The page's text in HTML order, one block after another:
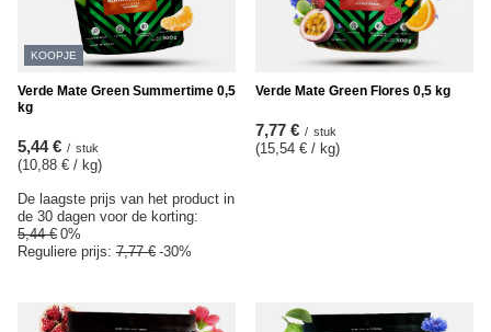
KOOPJE
Verde Mate Green Summertime 0,5
kg
5,44 € / stuk
(10,88 € / kg)
De laagste prijs van het product in
de 30 dagen voor de korting:
5,44 € 0%
Reguliere prijs: 7,77 € -30%
Verde Mate Green Flores 0,5 kg
7,77 € / stuk
(15,54 € / kg)